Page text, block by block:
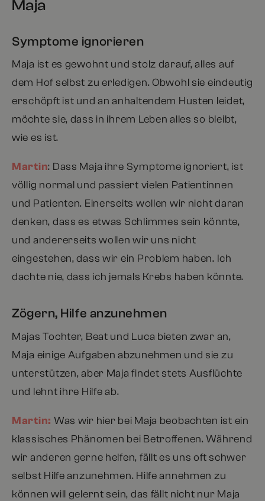
Maja
Symptome ignorieren
Maja ist es gewohnt und stolz darauf, alles auf
dem Hof selbst zu erledigen. Obwohl sie eindeutig
erschöpft ist und an anhaltendem Husten leidet,
möchte sie, dass in ihrem Leben alles so bleibt,
wie es ist.
Martin: Dass Maja ihre Symptome ignoriert, ist
völlig normal und passiert vielen Patientinnen
und Patienten. Einerseits wollen wir nicht daran
denken, dass es etwas Schlimmes sein könnte,
und andererseits wollen wir uns nicht
eingestehen, dass wir ein Problem haben. Ich
dachte nie, dass ich jemals Krebs haben könnte.
Zögern, Hilfe anzunehmen
Majas Tochter, Beat und Luca bieten zwar an,
Maja einige Aufgaben abzunehmen und sie zu
unterstützen, aber Maja findet stets Ausflüchte
und lehnt ihre Hilfe ab.
Martin: Was wir hier bei Maja beobachten ist ein
klassisches Phänomen bei Betroffenen. Während
wir anderen gerne helfen, fällt es uns oft schwer
selbst Hilfe anzunehmen. Hilfe annehmen zu
können will gelernt sein, das fällt nicht nur Maja